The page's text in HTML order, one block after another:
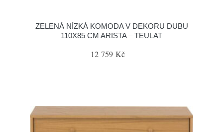
ZELENÁ NÍZKÁ KOMODA V DEKORU DUBU
110X85 CM ARISTA – TEULAT
12 759 Kč